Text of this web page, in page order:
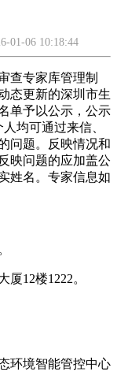
01-06 10:18:44
查专家库管理制
态更新的深圳市生
单予以公示，公示
均可通过来信、
问题。反映情况和
映问题的应加盖公
姓名。专家信息如
12楼1222。
境智能管控中心